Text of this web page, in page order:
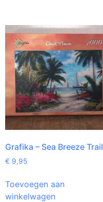
Grafika – Sea Breeze Trail
€ 9,95
Toevoegen aan
winkelwagen